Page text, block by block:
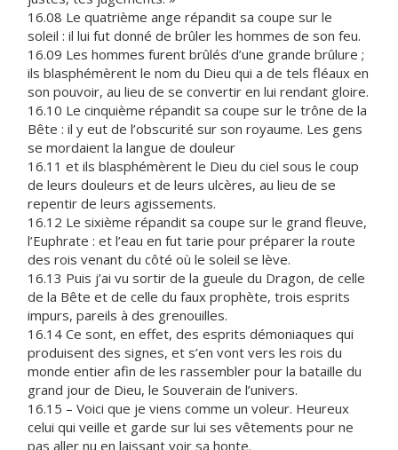
16.08 Le quatrième ange répandit sa coupe sur le
soleil : il lui fut donné de brûler les hommes de son feu.
16.09 Les hommes furent brûlés d’une grande brûlure ;
ils blasphémèrent le nom du Dieu qui a de tels fléaux en
son pouvoir, au lieu de se convertir en lui rendant gloire.
16.10 Le cinquième répandit sa coupe sur le trône de la
Bête : il y eut de l’obscurité sur son royaume. Les gens
se mordaient la langue de douleur
16.11 et ils blasphémèrent le Dieu du ciel sous le coup
de leurs douleurs et de leurs ulcères, au lieu de se
repentir de leurs agissements.
16.12 Le sixième répandit sa coupe sur le grand fleuve,
l’Euphrate : et l’eau en fut tarie pour préparer la route
des rois venant du côté où le soleil se lève.
16.13 Puis j’ai vu sortir de la gueule du Dragon, de celle
de la Bête et de celle du faux prophète, trois esprits
impurs, pareils à des grenouilles.
16.14 Ce sont, en effet, des esprits démoniaques qui
produisent des signes, et s’en vont vers les rois du
monde entier afin de les rassembler pour la bataille du
grand jour de Dieu, le Souverain de l’univers.
16.15 – Voici que je viens comme un voleur. Heureux
celui qui veille et garde sur lui ses vêtements pour ne
pas aller nu en laissant voir sa honte.